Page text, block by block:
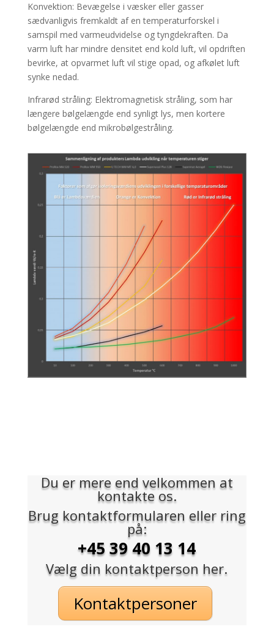
Konvektion: Bevægelse i væsker eller gasser
sædvanligvis fremkaldt af en temperaturforskel i
samspil med varmeudvidelse og tyngdekraften. Da
varm luft har mindre densitet end kold luft, vil opdriften
bevirke, at opvarmet luft vil stige opad, og afkølet luft
synke nedad.
Infrarød stråling: Elektromagnetisk stråling, som har
længere bølgelængde end synligt lys, men kortere
bølgelængde end mikrobølgestråling.
Du er mere end velkommen at
kontakte os.
Brug kontaktformularen eller ring
på:
+45 39 40 13 14
Vælg din kontaktperson her.
Kontaktpersoner